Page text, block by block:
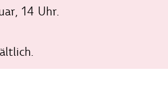
14 Uhr.